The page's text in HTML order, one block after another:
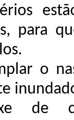
para
o
de